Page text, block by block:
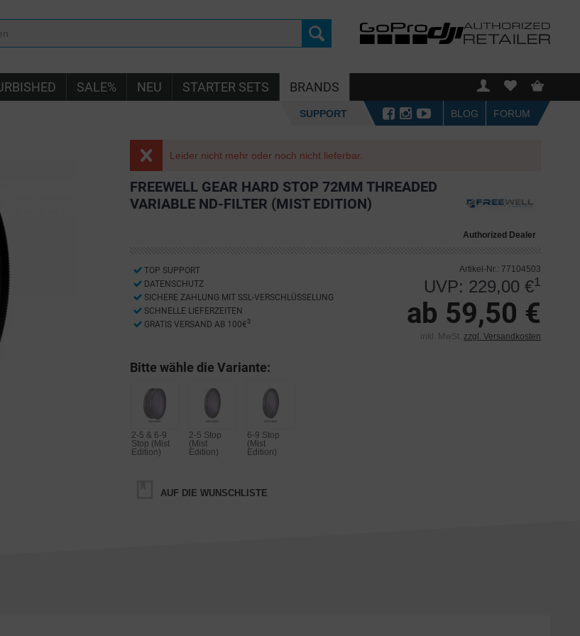
SALE% NEU STARTER SETS BRANDS
SUPPORT BLOG FORUM
Leider nicht mehr oder noch nicht lieferbar.
FREEWELL GEAR HARD STOP 72MM THREADED
VARIABLE ND-FILTER (MIST EDITION)
Authorized Dealer
TOP SUPPORT
DATENSCHUTZ
SICHERE ZAHLUNG MIT SSL-VERSCHLÜSSELUNG
SCHNELLE LIEFERZEITEN
GRATIS VERSAND AB 100€ 3
Artikel-Nr.: 77104503
UVP: 229,00 €1
ab 59,50 €
inkl. MwSt. zzgl. Versandkosten
Bitte wähle die Variante:
2-5 & 6-9
Stop (Mist
Edition)
2-5 Stop
(Mist
Edition)
6-9 Stop
(Mist
Edition)
AUF DIE WUNSCHLISTE